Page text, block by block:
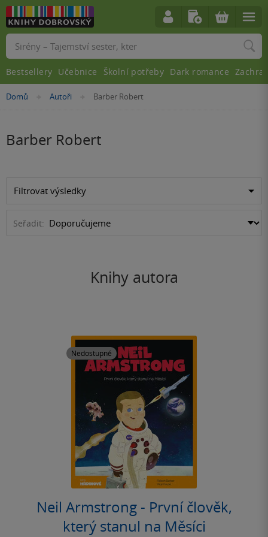
Nacházíte
Domů »Autoři »
Barber Robert
Barber Robert
Filtrovat výsledky
Seřadit:
Knihy autora
Nedostupné
Neil Armstrong - První člověk,
který stanul na Měsíci
Vyhledávání
Bestsellery Učebnice Školní potřeby Dark romance